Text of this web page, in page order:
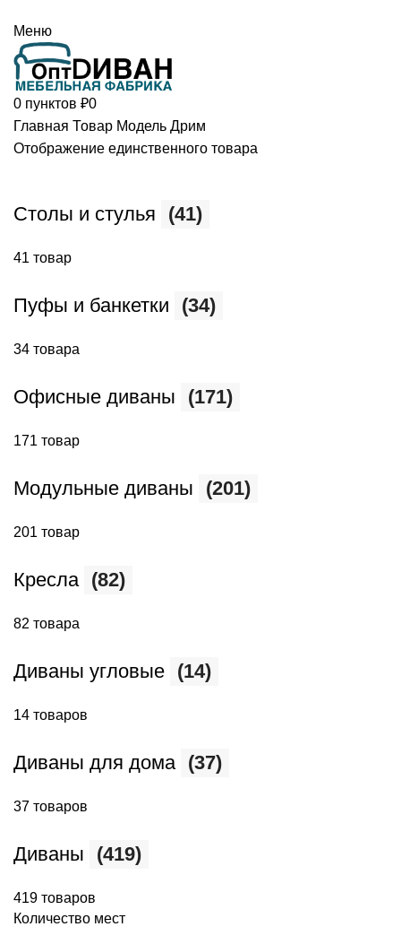
Меню
0 пунктов ₽0
Главная Товар Модель Дрим
Отображение единственного товара
Столы и стулья (41)
41 товар
Пуфы и банкетки (34)
34 товара
Офисные диваны (171)
171 товар
Модульные диваны (201)
201 товар
Кресла (82)
82 товара
Диваны угловые (14)
14 товаров
Диваны для дома (37)
37 товаров
Диваны (419)
419 товаров
Количество мест